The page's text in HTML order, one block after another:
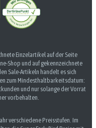
Einzelartikel auf der Seite
Shop und auf gekennzeichnete
Sale-Artikeln handelt es sich
zum Mindesthaltbarkeitsdatum:
und nur solange der Vorrat
vorbehalten.
verschiedene Preisstufen. Im